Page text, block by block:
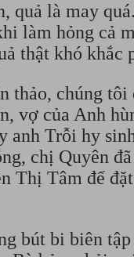
quả là may
làm hỏng cả
thật khó khắc
thảo, chúng tôi
vợ của Anh
anh Trỗi hy
chị Quyên
Thị Tâm để
bút bi biên